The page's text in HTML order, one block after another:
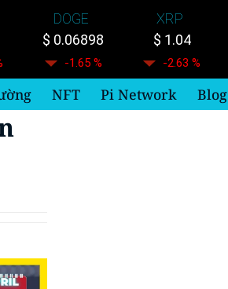
DOGE
$ 0.06898
-1.65 %
XRP
$ 1.04
-2.63 %
NFT Pi Network Blog